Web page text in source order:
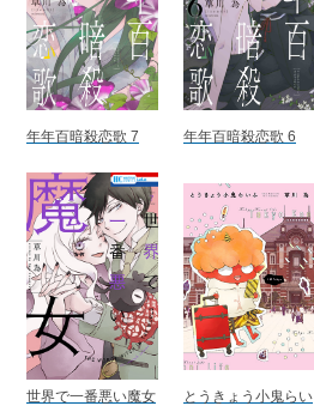
年年百暗殺恋歌 7 年年百暗殺恋歌 6
世界で一番悪い魔女
とうきょう小鬼らい